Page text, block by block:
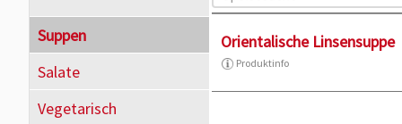
Suppen
Salate
Vegetarisch
Orientalische Linsensuppe
Produktinfo